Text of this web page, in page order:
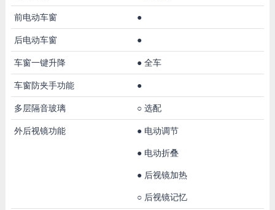
前电动车窗 ●
后电动车窗 ●
车窗一键升降 ● 全车
车窗防夹手功能 ●
多层隔音玻璃 ○ 选配
外后视镜功能 ● 电动调节
● 电动折叠
● 后视镜加热
○ 后视镜记忆